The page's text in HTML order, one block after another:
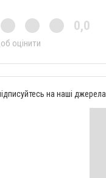
0,0
оцінити
на наші джерела